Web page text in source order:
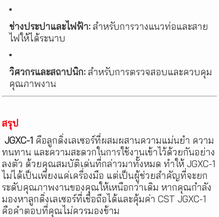
ช่างประปาและไฟฟ้า: สำหรับการวางแนวท่อและสาย
ไฟให้ได้ระนาบ
วิศวกรและสถาปนิก: สำหรับการตรวจสอบและควบคุม
คุณภาพงาน
สรุป
JGXC-1 คือลูกดิ่งเลเซอร์ที่ผสมผสานความแม่นยำ ความ
ทนทาน และความสะดวกในการใช้งานเข้าไว้ด้วยกันอย่าง
ลงตัว ด้วยคุณสมบัติเด่นที่กล่าวมาทั้งหมด ทำให้ JGXC-1
ไม่ได้เป็นเพียงแค่เครื่องมือ แต่เป็นผู้ช่วยสำคัญที่จะยก
ระดับคุณภาพงานของคุณให้เหนือกว่าเดิม หากคุณกำลัง
มองหาลูกดิ่งเลเซอร์ที่เชื่อถือได้และคุ้มค่า CST JGXC-1
คือคำตอบที่คุณไม่ควรมองข้าม